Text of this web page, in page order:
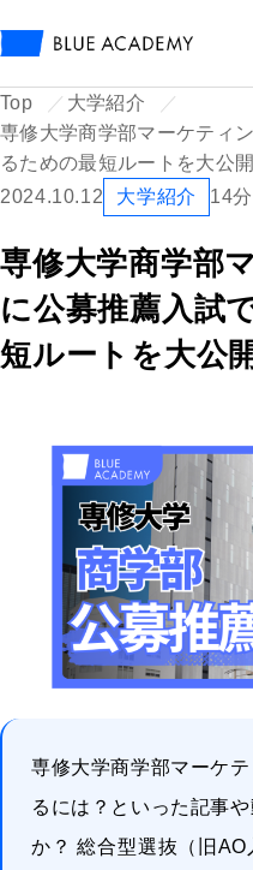
Top
大学紹介
専修大学商学部マーケティ
るための最短ルートを大公開
2024.10.12
大学紹介 14
専修大学商学部
に公募推薦入試
短ルートを大公
専修大学商学部マーケ
るには？といった記事
か？ 総合型選抜（旧